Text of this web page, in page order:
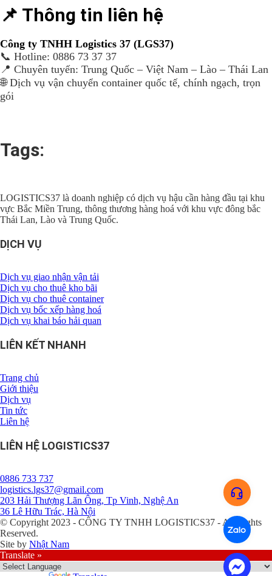
📌 Thông tin liên hệ
Công ty TNHH Logistics 37 (LGS37)
📞 Hotline: 0886 73 37 37
📍 Chuyên tuyến: Trung Quốc – Việt Nam – Lào – Thái Lan
🌐 Dịch vụ vận chuyển container quốc tế, chính ngạch, trọn
gói
Tags:
LOGISTICS37 là doanh nghiệp có dịch vụ hậu cần hàng đầu tại khu
vực Bắc Miền Trung, thông thương hàng hoá với khu vực đông bắc
Thái Lan, Lào và Trung Quốc.
DỊCH VỤ
Dịch vụ giao nhận vận tải
Dịch vụ cho thuê kho bãi
Dịch vụ cho thuê container
Dịch vụ bốc xếp hàng hoá
Dịch vụ khai báo hải quan
LIÊN KẾT NHANH
Trang chủ
Giới thiệu
Dịch vụ
Tin tức
Liên hệ
LIÊN HỆ LOGISTICS37
0886 733 737
logistics.lgs37@gmail.com
203 Hải Thượng Lãn Ông, Tp Vinh, Nghệ An
36 Lê Hữu Trác, Hà Nội
© Copyright 2023 - CÔNG TY TNHH LOGISTICS37 - All Rights
Reserved.
Site by Nhật Nam
Translate »